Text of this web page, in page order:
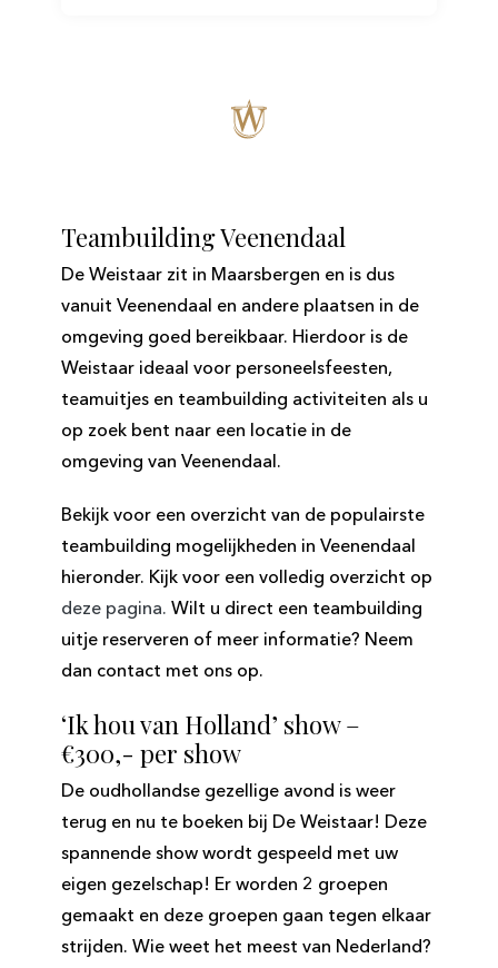
Teambuilding Veenendaal
De Weistaar zit in Maarsbergen en is dus
vanuit Veenendaal en andere plaatsen in de
omgeving goed bereikbaar. Hierdoor is de
Weistaar ideaal voor personeelsfeesten,
teamuitjes en teambuilding activiteiten als u
op zoek bent naar een locatie in de
omgeving van Veenendaal.
Bekijk voor een overzicht van de populairste
teambuilding mogelijkheden in Veenendaal
hieronder. Kijk voor een volledig overzicht op
deze pagina. Wilt u direct een teambuilding
uitje reserveren of meer informatie? Neem
dan contact met ons op.
‘Ik hou van Holland’ show –
€300,- per show
De oudhollandse gezellige avond is weer
terug en nu te boeken bij De Weistaar! Deze
spannende show wordt gespeeld met uw
eigen gezelschap! Er worden 2 groepen
gemaakt en deze groepen gaan tegen elkaar
strijden. Wie weet het meest van Nederland?